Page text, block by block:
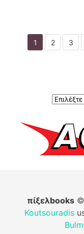
1
2 3
πίξελbooks
Koutsouradis